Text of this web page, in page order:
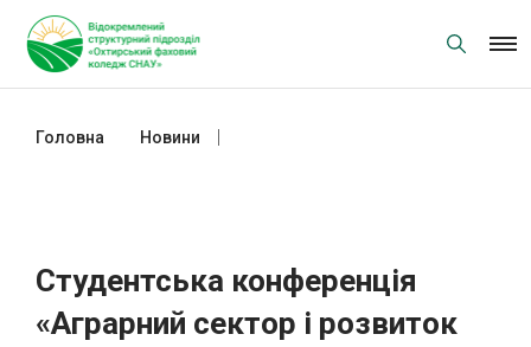
content
Головна Новини
Студентська конференція
«Аграрний сектор і розвиток